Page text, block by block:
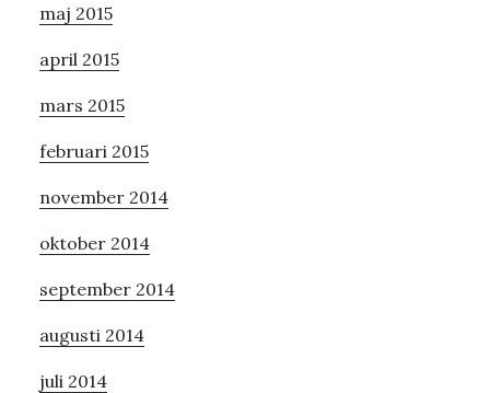
maj 2015
april 2015
mars 2015
februari 2015
november 2014
oktober 2014
september 2014
augusti 2014
juli 2014